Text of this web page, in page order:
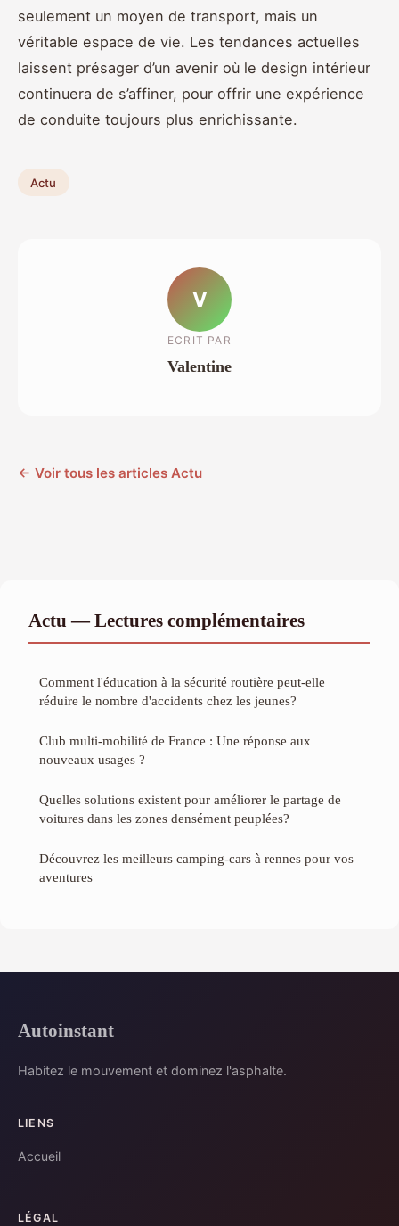
seulement un moyen de transport, mais un
véritable espace de vie. Les tendances actuelles
laissent présager d’un avenir où le design intérieur
continuera de s’affiner, pour offrir une expérience
de conduite toujours plus enrichissante.
Actu
V
ECRIT PAR
Valentine
← Voir tous les articles Actu
Actu — Lectures complémentaires
Comment l'éducation à la sécurité routière peut-elle
réduire le nombre d'accidents chez les jeunes?
Club multi-mobilité de France : Une réponse aux
nouveaux usages ?
Quelles solutions existent pour améliorer le partage de
voitures dans les zones densément peuplées?
Découvrez les meilleurs camping-cars à rennes pour vos
aventures
Autoinstant
Habitez le mouvement et dominez l'asphalte.
LIENS
Accueil
LÉGAL